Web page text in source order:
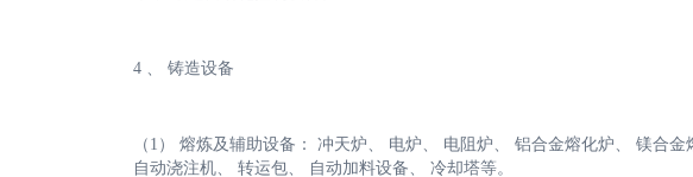
4 、 铸造设备
（1） 熔炼及辅助设备： 冲天炉、 电炉、 电阻炉、 铝合金熔化炉、 镁合
自动浇注机、 转运包、 自动加料设备、 冷却塔等。